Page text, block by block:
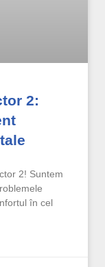
2:
2! Suntem
în cel